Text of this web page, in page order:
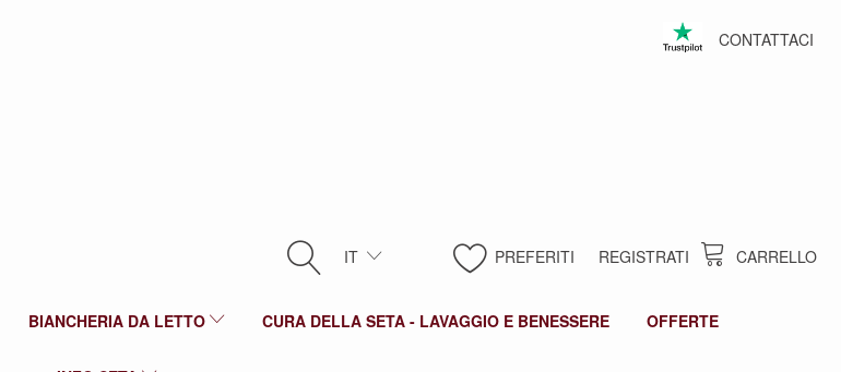
CONTATTACI
CARRELLO
PREFERITI REGISTRATI
IT
BIANCHERIA DA LETTO CURA DELLA SETA - LAVAGGIO E BENESSERE OFFERTE